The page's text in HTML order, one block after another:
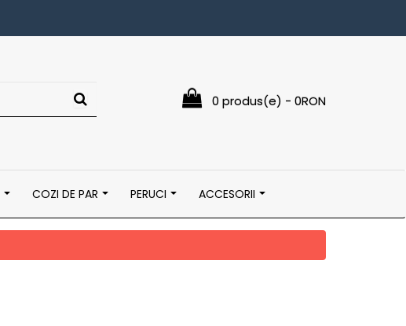
0 produs(e) - 0RON
COZI DE PAR PERUCI ACCESORII